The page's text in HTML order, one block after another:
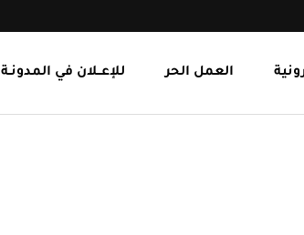
للإعــلان في المدونـة العمل الحر